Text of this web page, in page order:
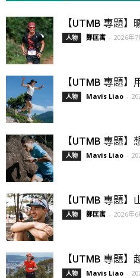
【UTMB 專題】
人物 鄭匡寓 - 2026年7
【UTMB 專題】
人物 Mavis Liao -
【UTMB 專題】
人物 Mavis Liao -
【UTMB 專題】
人物 鄭匡寓 - 2026年6
【UTMB 專題】
人物 Mavis Liao -